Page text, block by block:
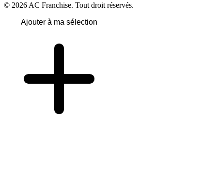
© 2026 AC Franchise. Tout droit réservés.
Ajouter à ma sélection